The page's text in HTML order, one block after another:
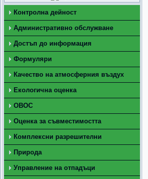
Контролна дейност
Административно обслужване
Достъп до информация
Формуляри
Качество на атмосферния въздух
Екологична оценка
ОВОС
Оценка за съвместимостта
Комплексни разрешителни
Природа
Управление на отпадъци